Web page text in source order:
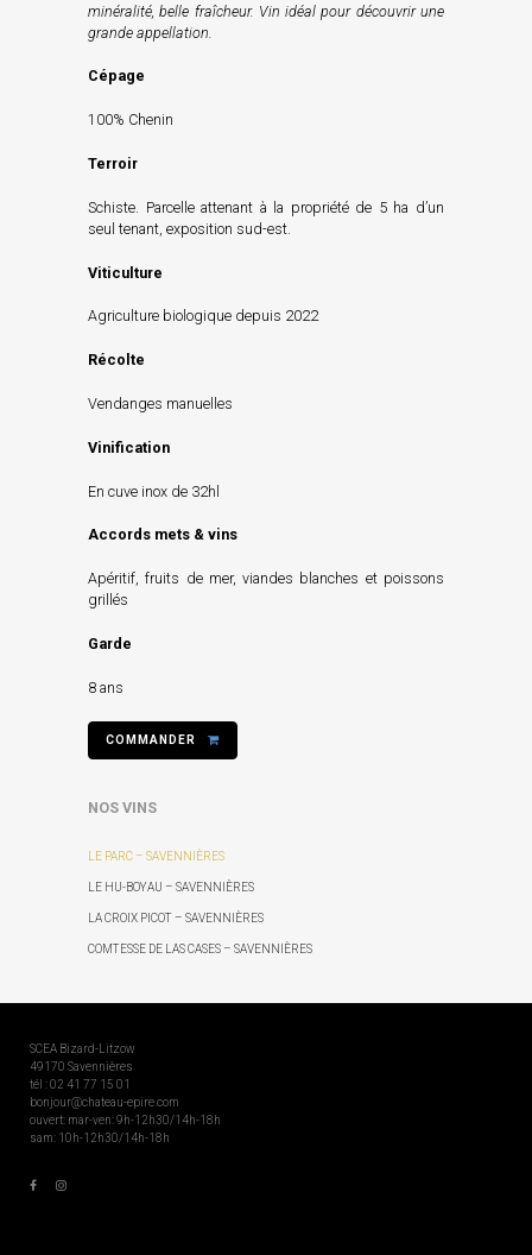
minéralité, belle fraîcheur. Vin idéal pour découvrir une
grande appellation.
Cépage
100% Chenin
Terroir
Schiste. Parcelle attenant à la propriété de 5 ha d’un
seul tenant, exposition sud-est.
Viticulture
Agriculture biologique depuis 2022
Récolte
Vendanges manuelles
Vinification
En cuve inox de 32hl
Accords mets & vins
Apéritif, fruits de mer, viandes blanches et poissons
grillés
Garde
8 ans
COMMANDER
NOS VINS
LE PARC – SAVENNIÈRES
LE HU-BOYAU – SAVENNIÈRES
LA CROIX PICOT – SAVENNIÈRES
COMTESSE DE LAS CASES – SAVENNIÈRES
SCEA Bizard-Litzow
49170 Savennières
tél : 02 41 77 15 01
bonjour@chateau-epire.com
ouvert: mar-ven: 9h-12h30/14h-18h
sam: 10h-12h30/14h-18h